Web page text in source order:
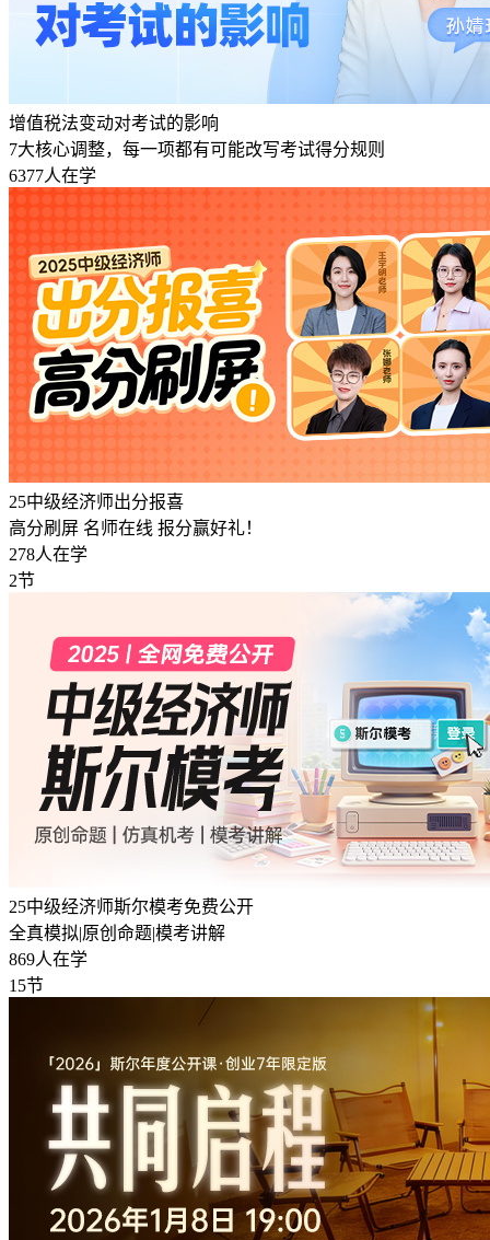
增值税法变动对考试的影响
7大核心调整，每一项都有可能改写考试得分规则
6377人在学
25中级经济师出分报喜
高分刷屏 名师在线 报分赢好礼！
278人在学
2节
25中级经济师斯尔模考免费公开
全真模拟|原创命题|模考讲解
869人在学
15节